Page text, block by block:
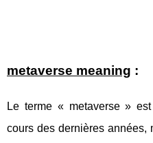
metaverse meaning :
Le terme « metaverse »
cours des dernières années,